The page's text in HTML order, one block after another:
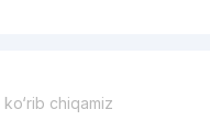
chiqamiz